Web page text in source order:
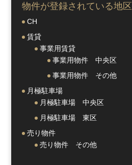
物件が登録されている地区
CH
賃貸
事業用賃貸
事業用物件 中央区
事業用物件 その他
月極駐車場
月極駐車場 中央区
月極駐車場 東区
売り物件
売り物件 その他